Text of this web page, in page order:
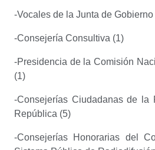
-Vocales de la Junta de
-Consejería Consultiva (1)
-Presidencia de la Comisión
(1)
-Consejerías Ciudadanas de la
República (5)
-Consejerías Honorarias del